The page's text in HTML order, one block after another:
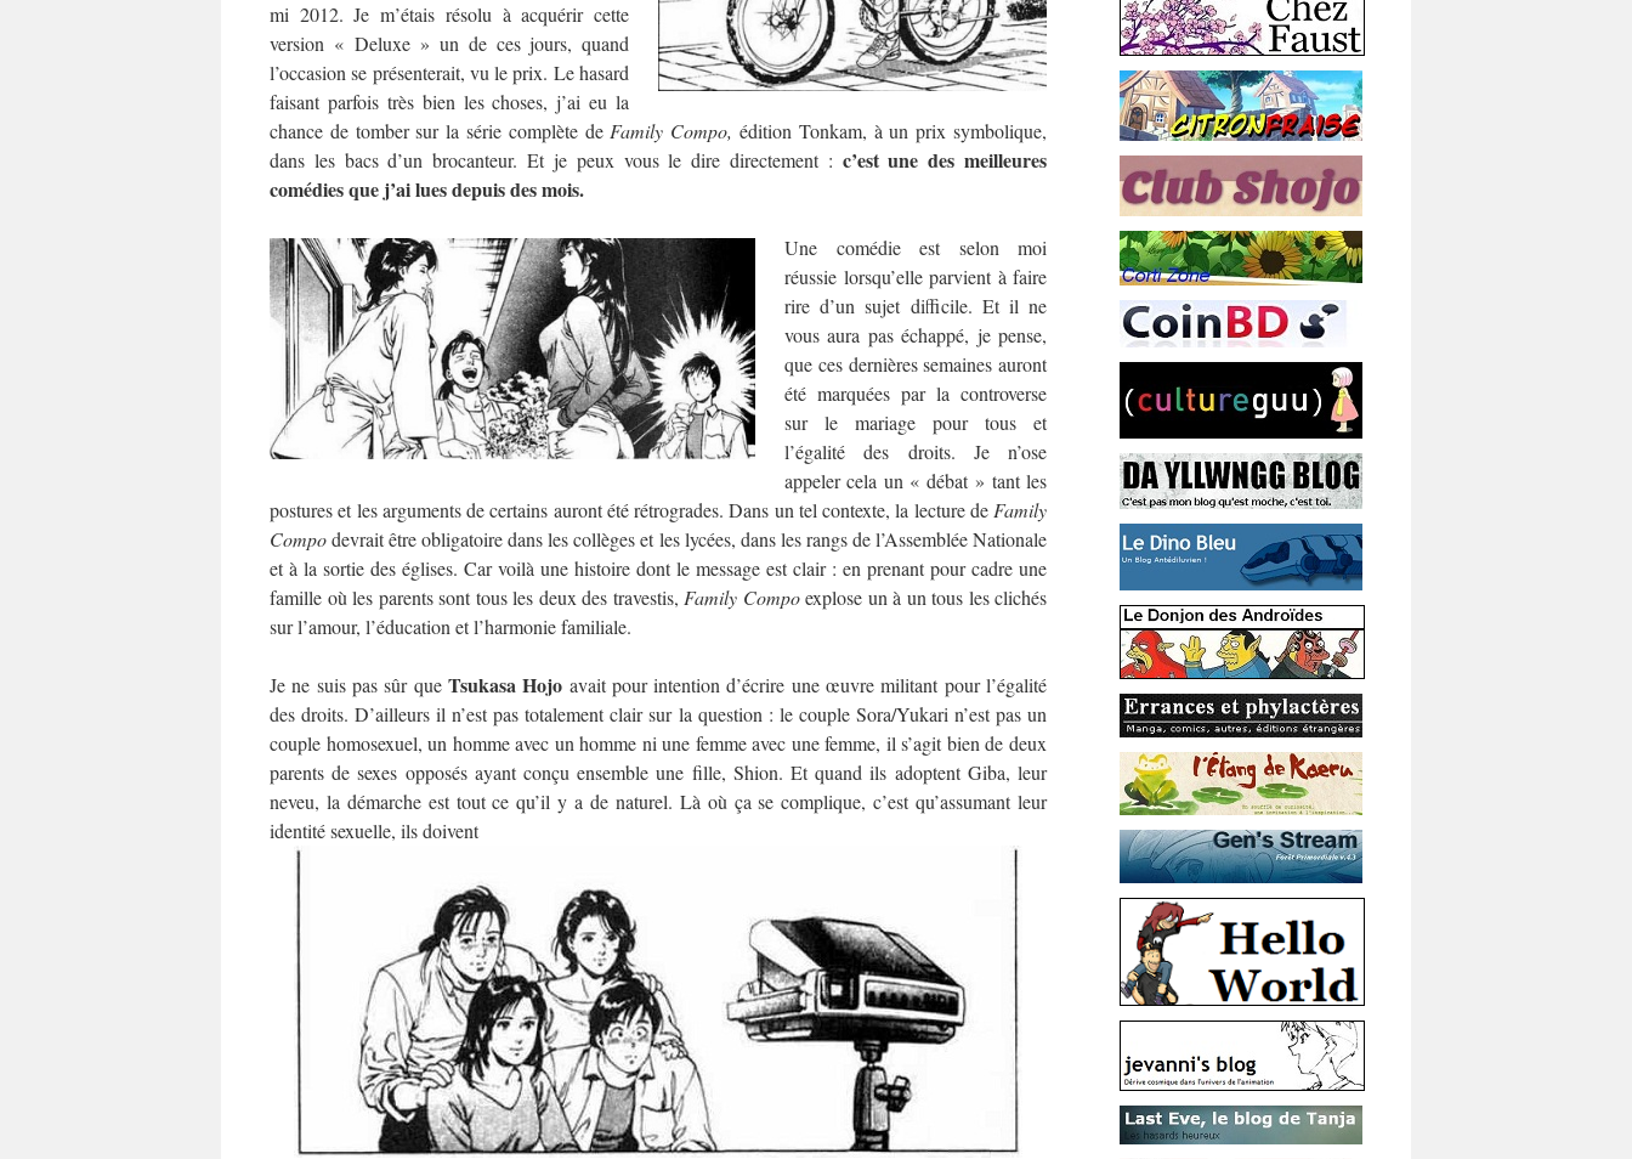
mi 2012. Je m’étais résolu à acquérir cette
version « Deluxe » un de ces jours, quand
l’occasion se présenterait, vu le prix. Le hasard
faisant parfois très bien les choses, j’ai eu la
chance de tomber sur la série complète de Family Compo, édition Tonkam, à un prix symbolique,
dans les bacs d’un brocanteur. Et je peux vous le dire directement : c’est une des meilleures
comédies que j’ai lues depuis des mois.
Une comédie est selon moi
réussie lorsqu’elle parvient à faire
rire d’un sujet difficile. Et il ne
vous aura pas échappé, je pense,
que ces dernières semaines auront
été marquées par la controverse
sur le mariage pour tous et
l’égalité des droits. Je n’ose
appeler cela un « débat » tant les
postures et les arguments de certains auront été rétrogrades. Dans un tel contexte, la lecture de Family
Compodevrait être obligatoire dans les collèges et les lycées, dans les rangs de l’Assemblée Nationale
et à la sortie des églises. Car voilà une histoire dont le message est clair : en prenant pour cadre une
famille où les parents sont tous les deux des travestis, Family Compoexplose un à un tous les clichés
sur l’amour, l’éducation et l’harmonie familiale.
Je ne suis pas sûr que Tsukasa Hojo avait pour intention d’écrire une œuvre militant pour l’égalité
des droits. D’ailleurs il n’est pas totalement clair sur la question : le couple Sora/Yukari n’est pas un
couple homosexuel, un homme avec un homme ni une femme avec une femme, il s’agit bien de deux
parents de sexes opposés ayant conçu ensemble une fille, Shion. Et quand ils adoptent Giba, leur
neveu, la démarche est tout ce qu’il y a de naturel. Là où ça se complique, c’est qu’assumant leur
identité sexuelle, ils doivent